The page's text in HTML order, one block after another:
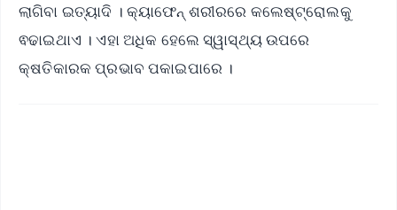
ଲାଗିବା ଇତ୍ୟାଦି । କ୍ୟାଫେନ୍ ଶରୀରରେ କଲେଷ୍ଟ୍ରୋଲକୁ
ଵଢାଇଥାଏ । ଏହା ଅଧିକ ହେଲେ ସ୍ୱାସ୍ଥ୍ୟ ଉପରେ
କ୍ଷତିକାରକ ପ୍ରଭାବ ପକାଇପାରେ ।